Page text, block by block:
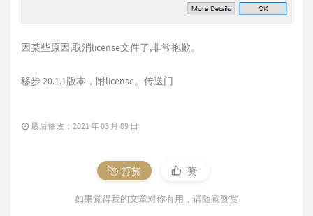
因某些原因,取消license文件了,非常抱歉。
移步 20.1.1版本，附license。 传送门
最后修改：2021 年 03 月 09 日
打赏 赞
如果觉得我的文章对你有用，请随意赞赏